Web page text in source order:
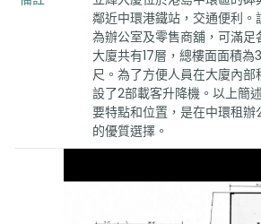
鄰近中環港鐵站，交通便利。
為辦公室及零售商舖，可滿足
大廈共有17層，總樓面面積
尺。為了方便人員在大廈內部
設了2部載客升降機。以上簡
要特點和位置，是在中環租辦
的優質選擇。